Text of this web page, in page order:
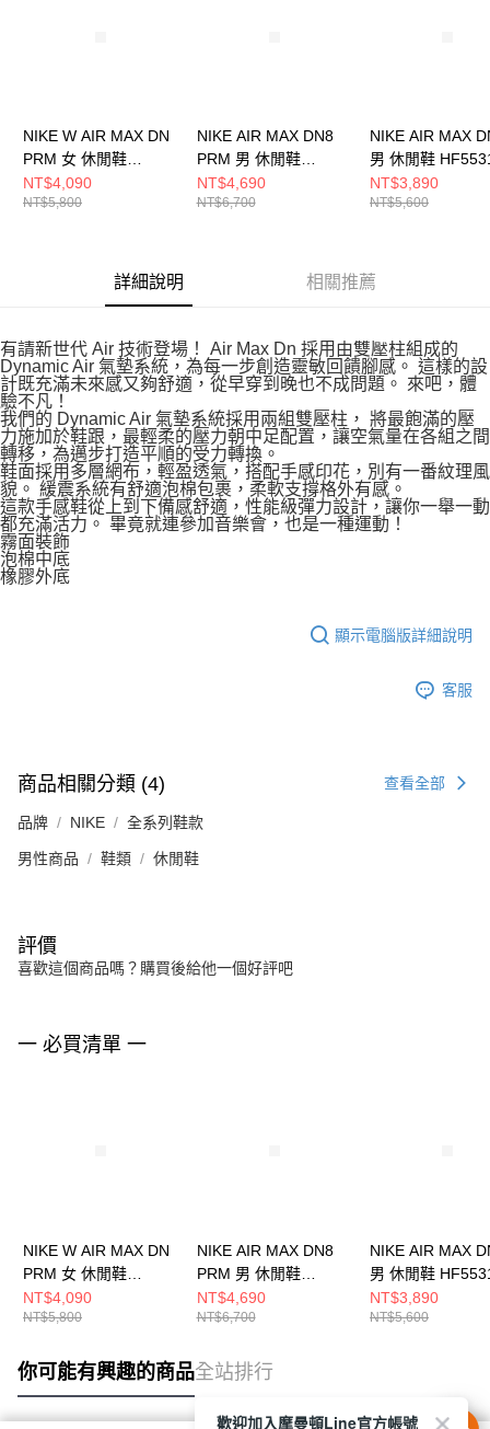
NIKE W AIR MAX DN
PRM 女 休閒鞋
HQ0013001
NT$4,090
NT$5,800
NIKE AIR MAX DN8
PRM 男 休閒鞋
HV8476200
NT$4,690
NT$6,700
NIKE AIR MAX
男 休閒鞋
NT$3,890
NT$5,600
詳細說明 相關推薦
有請新世代 Air 技術登場！ Air Max Dn 採用由雙壓柱組成的
Dynamic Air 氣墊系統，為每一步創造靈敏回饋腳感。 這樣的設
計既充滿未來感又夠舒適，從早穿到晚也不成問題。 來吧，體
驗不凡！
我們的 Dynamic Air 氣墊系統採用兩組雙壓柱， 將最飽滿的壓
力施加於鞋跟，最輕柔的壓力朝中足配置，讓空氣量在各組之間
轉移，為邁步打造平順的受力轉換。
鞋面採用多層網布，輕盈透氣，搭配手感印花，別有一番紋理風
貌。 緩震系統有舒適泡棉包裹，柔軟支撐格外有感。
這款手感鞋從上到下備感舒適，性能級彈力設計，讓你一舉一動
都充滿活力。 畢竟就連參加音樂會，也是一種運動！
霧面裝飾
泡棉中底
橡膠外底
顯示電腦版詳細說明
客服
商品相關分類 (4) 查看全部
品牌 NIKE 全系列鞋款
男性商品 鞋類 休閒鞋
評價
喜歡這個商品嗎？購買後給他一個好評吧
一 必買清單 一
NIKE W AIR MAX DN
PRM 女 休閒鞋
HQ0013001
NT$4,090
NT$5,800
NIKE AIR MAX DN8
PRM 男 休閒鞋
HV8476200
NT$4,690
NT$6,700
NIKE AIR MAX
男 休閒鞋
NT$3,890
NT$5,600
你可能有興趣的商品全站排行
歡迎加入摩曼頓Line官方帳號